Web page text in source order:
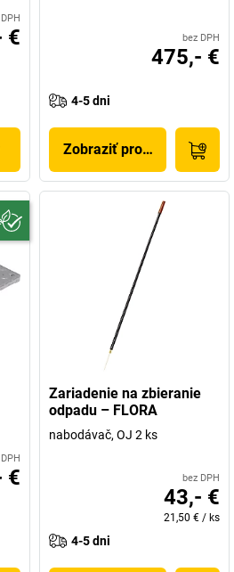
€ bez DPH
475,- €
4-5 dni
Zobraziť produkt
€
Zariadenie na zbieranie
odpadu – FLORA
nabodávač, OJ 2 ks
bez DPH
43,- €
21,50 € / ks
4-5 dni